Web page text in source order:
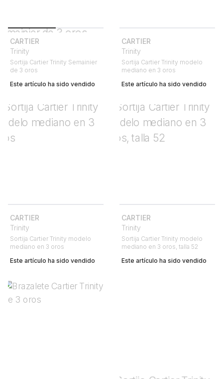
CARTIER
Trinity
Sortija Cartier Trinity Semainier
de 3 oros
Este artículo ha sido vendido
CARTIER
Trinity
Sortija Cartier Trinity modelo
mediano en 3 oros
Este artículo ha sido vendido
CARTIER
Trinity
Sortija Cartier Trinity modelo
mediano en 3 oros
Este artículo ha sido vendido
CARTIER
Trinity
Sortija Cartier Trinity modelo
mediano en 3 oros, talla 52
Este artículo ha sido vendido